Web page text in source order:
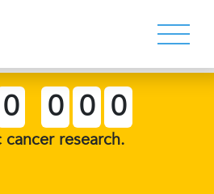
0 0 0 0
research.